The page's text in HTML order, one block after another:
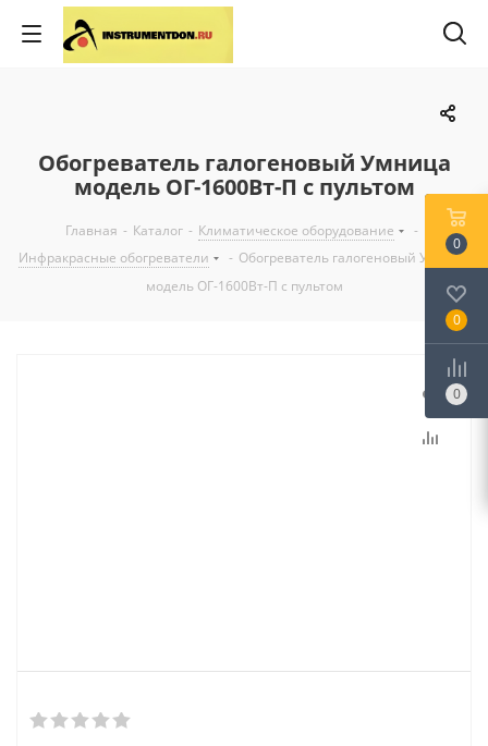
Обогреватель галогеновый Умница
модель ОГ-1600Вт-П с пультом
Главная - Каталог - Климатическое оборудование
-
Инфракрасные обогреватели
- Обогреватель галогеновый Умница
модель ОГ-1600Вт-П с пультом
0
0
0